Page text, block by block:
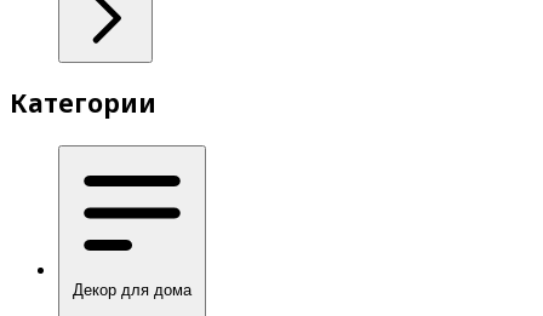
Категории
Декор для дома